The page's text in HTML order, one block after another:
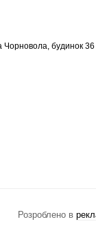
Чорновола, будинок 36
Розроблено в